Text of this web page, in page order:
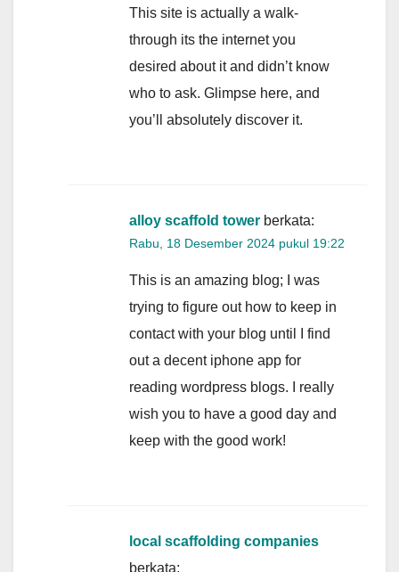
This site is actually a walk-
through its the internet you
desired about it and didn’t know
who to ask. Glimpse here, and
you’ll absolutely discover it.
alloy scaffold tower berkata:
Rabu, 18 Desember 2024 pukul 19:22
This is an amazing blog; I was
trying to figure out how to keep in
contact with your blog until I find
out a decent iphone app for
reading wordpress blogs. I really
wish you to have a good day and
keep with the good work!
local scaffolding companies
berkata: